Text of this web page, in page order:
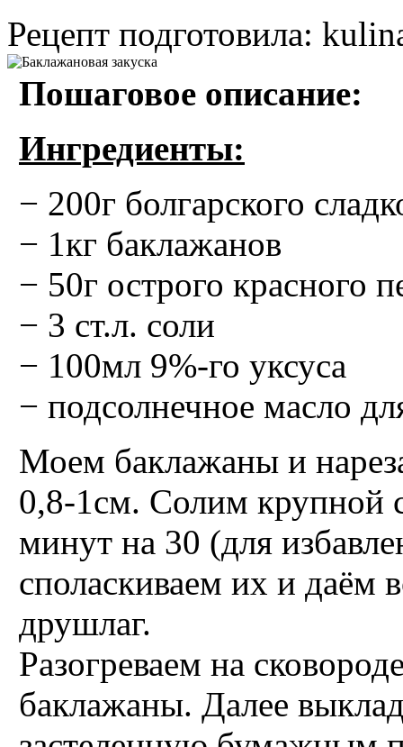
Рецепт подготовила:
Пошаговое описание:
Ингредиенты:
− 200г болгарского
− 1кг баклажанов
− 50г острого красного
− 3 ст.л. соли
− 100мл 9%-го уксуса
− подсолнечное масло
Моем баклажаны и
0,8-1см. Солим крупной
минут на 30 (для
споласкиваем их и даём
друшлаг.
Разогреваем на
баклажаны. Далее